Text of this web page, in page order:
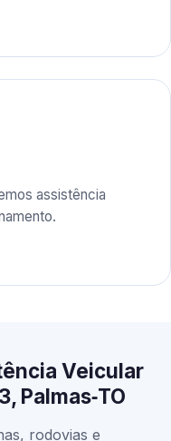
assistência
Veicular
Palmas‑TO
rodovias e